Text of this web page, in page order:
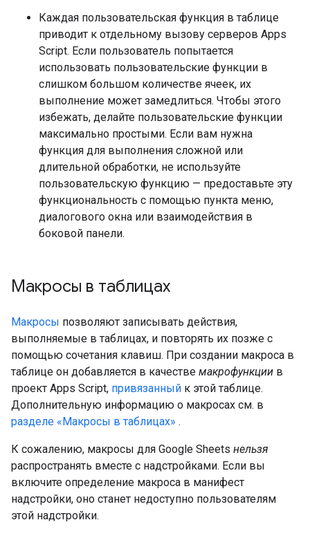
Каждая пользовательская функция в таблице
приводит к отдельному вызову серверов Apps
Script. Если пользователь попытается
использовать пользовательские функции в
слишком большом количестве ячеек, их
выполнение может замедлиться. Чтобы этого
избежать, делайте пользовательские функции
максимально простыми. Если вам нужна
функция для выполнения сложной или
длительной обработки, не используйте
пользовательскую функцию — предоставьте эту
функциональность с помощью пункта меню,
диалогового окна или взаимодействия в
боковой панели.
Макросы в таблицах
Макросы позволяют записывать действия,
выполняемые в таблицах, и повторять их позже с
помощью сочетания клавиш. При создании макроса в
таблице он добавляется в качестве макрофункции в
проект Apps Script, привязанный к этой таблице.
Дополнительную информацию о макросах см. в
разделе «Макросы в таблицах» .
К сожалению, макросы для Google Sheets нельзя
распространять вместе с надстройками. Если вы
включите определение макроса в манифест
надстройки, оно станет недоступно пользователям
этой надстройки.